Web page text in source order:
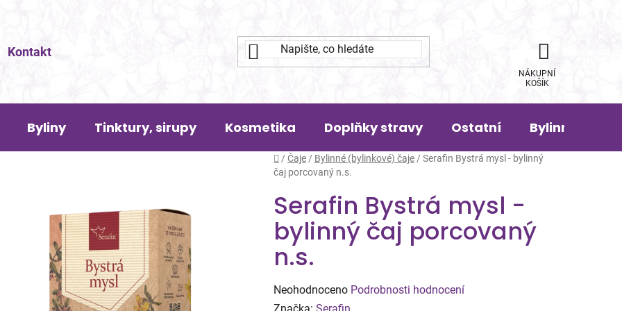
Kontakt
NÁKUPNÍ
KOŠÍK
Byliny Tinktury, sirupy Kosmetika Doplňky stravy Ostatní Bylinná
Domů
/ Čaje / Bylinné (bylinkové) čaje / Serafin Bystrá mysl - bylinný
čaj porcovaný n.s.
Serafin Bystrá mysl -
bylinný čaj porcovaný
n.s.
Průměrné
hodnocení
Neohodnoceno Podrobnosti hodnocení
Značka: Serafin